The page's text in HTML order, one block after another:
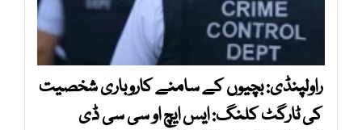
راولپنڈی: بچیوں کے سامنے کاروباری شخصیت
کی ٹارگٹ کلنگ: ایس ایچ او سی سی ڈی